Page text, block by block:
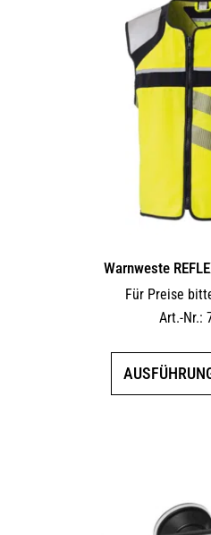
Warnweste
Für Preise
Art.-Nr.: